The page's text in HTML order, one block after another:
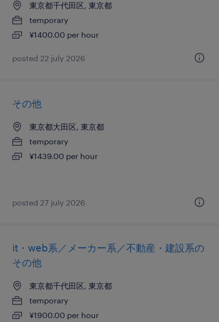
東京都千代田区, 東京都
temporary
¥1400.00 per hour
posted 22 july 2026
その他
東京都大田区, 東京都
temporary
¥1439.00 per hour
posted 27 july 2026
it・web系／メーカー系／不動産・建設系の
その他
東京都千代田区, 東京都
temporary
¥1900.00 per hour